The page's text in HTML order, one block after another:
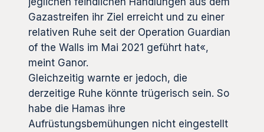
Gazastreifen ihr Ziel erreicht und zu einer
relativen Ruhe seit der Operation Guardian
of the Walls im Mai 2021 geführt hat«,
meint Ganor.
Gleichzeitig warnte er jedoch, die
derzeitige Ruhe könnte trügerisch sein. So
habe die Hamas ihre
Aufrüstungsbemühungen nicht eingestellt